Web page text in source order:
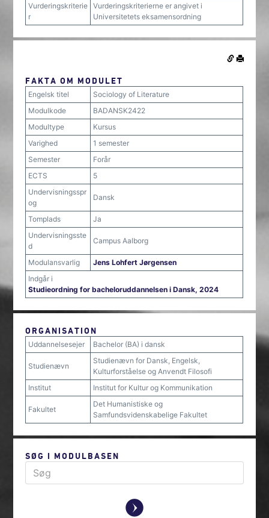
Vurderingskriterie
r
Vurderingskriterierne er angivet i
Universitetets eksamensordning
FAKTA OM MODULET
Engelsk titel
Sociology of Literature
Modulkode
BADANSK2422
Modultype
Kursus
Varighed
1 semester
Semester
Forår
ECTS
5
Undervisningsspr
og
Dansk
Tomplads
Ja
Undervisningsste
d
Campus Aalborg
Modulansvarlig
Jens Lohfert Jørgensen
Indgår i
Studieordning for bacheloruddannelsen i Dansk, 2024
ORGANISATION
Uddannelsesejer Bachelor (BA) i dansk
Studienævn
Studienævn for Dansk, Engelsk,
Kulturforståelse og Anvendt Filosofi
Institut
Institut for Kultur og Kommunikation
Fakultet
Det Humanistiske og
Samfundsvidenskabelige Fakultet
SØG I MODULBASEN
y